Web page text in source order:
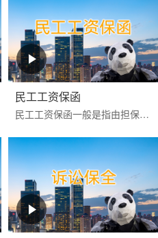
民工工资保函
民工工资保函一般是指由担保公司或银行为业主或承包商向民工工资监管方提供的，保证业主或承包商按合同约定按时支付农民工工资的担保。如果该项目发生民工工资拖欠行为，则...